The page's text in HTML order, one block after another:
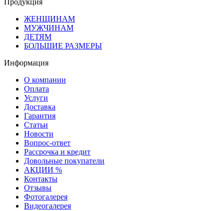
Продукция
ЖЕНЩИНАМ
МУЖЧИНАМ
ДЕТЯМ
БОЛЬШИЕ РАЗМЕРЫ
Информация
О компании
Оплата
Услуги
Доставка
Гарантия
Статьи
Новости
Вопрос-ответ
Рассрочка и кредит
Довольные покупатели
АКЦИИ %
Контакты
Отзывы
Фотогалерея
Видеогалерея